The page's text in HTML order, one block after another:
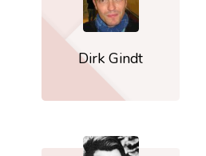
Dirk Gindt